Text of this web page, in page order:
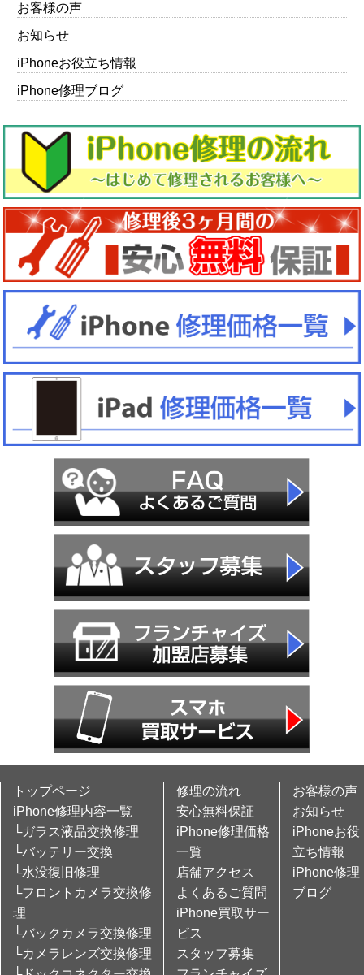
お客様の声
お知らせ
iPhoneお役立ち情報
iPhone修理ブログ
トップページ
iPhone修理内容一覧
└ガラス液晶交換修理
└バッテリー交換
└水没復旧修理
└フロントカメラ交換修
理
└バックカメラ交換修理
└カメラレンズ交換修理
修理の流れ
安心無料保証
iPhone修理価格
一覧
店舗アクセス
よくあるご質問
iPhone買取サー
ビス
スタッフ募集
お客様の声
お知らせ
iPhoneお役
立ち情報
iPhone修理
ブログ